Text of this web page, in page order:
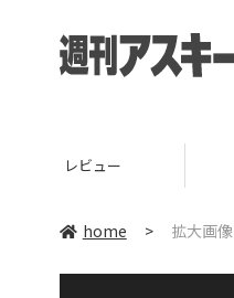
レビュー
home > 拡大画像